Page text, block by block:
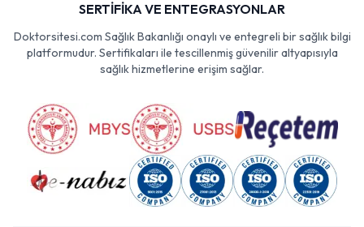
SERTİFİKA VE ENTEGRASYONLAR
Doktorsitesi.com Sağlık Bakanlığı onaylı ve entegreli bir sağlık bilgi
platformudur. Sertifikaları ile tescillenmiş güvenilir altyapısıyla
sağlık hizmetlerine erişim sağlar.